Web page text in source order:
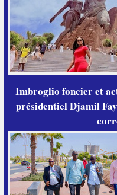
Imbroglio foncier et
présidentiel Djamil